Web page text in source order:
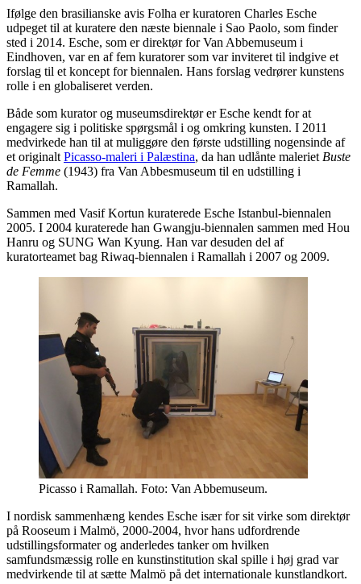
Ifølge den brasilianske avis Folha er kuratoren Charles Esche
udpeget til at kuratere den næste biennale i Sao Paolo, som finder
sted i 2014. Esche, som er direktør for Van Abbemuseum i
Eindhoven, var en af fem kuratorer som var inviteret til indgive et
forslag til et koncept for biennalen. Hans forslag vedrører kunstens
rolle i en globaliseret verden.
Både som kurator og museumsdirektør er Esche kendt for at
engagere sig i politiske spørgsmål i og omkring kunsten. I 2011
medvirkede han til at muliggøre den første udstilling nogensinde af
et originalt Picasso-maleri i Palæstina, da han udlånte maleriet Buste
de Femme (1943) fra Van Abbesmuseum til en udstilling i
Ramallah.
Sammen med Vasif Kortun kuraterede Esche Istanbul-biennalen
2005. I 2004 kuraterede han Gwangju-biennalen sammen med Hou
Hanru og SUNG Wan Kyung. Han var desuden del af
kuratorteamet bag Riwaq-biennalen i Ramallah i 2007 og 2009.
Picasso i Ramallah. Foto: Van Abbemuseum.
I nordisk sammenhæng kendes Esche især for sit virke som direktør
på Rooseum i Malmö, 2000-2004, hvor hans udfordrende
udstillingsformater og anderledes tanker om hvilken
samfundsmæssig rolle en kunstinstitution skal spille i høj grad var
medvirkende til at sætte Malmö på det internationale kunstlandkort.